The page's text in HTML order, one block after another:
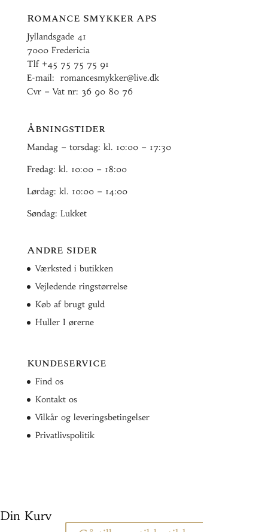
Romance Smykker ApS
Jyllandsgade 41
7000 Fredericia
Tlf +45 75 75 75 91
E-mail: romancesmykker@live.dk
Cvr – Vat nr: 36 90 80 76
Åbningstider
Mandag – torsdag: kl. 10:00 – 17:30
Fredag: kl. 10:00 – 18:00
Lørdag: kl. 10:00 – 14:00
Søndag: Lukket
Andre Sider
Værksted i butikken
Vejledende ringstørrelse
Køb af brugt guld
Huller I ørerne
Kundeservice
Find os
Kontakt os
Vilkår og leveringsbetingelser
Privatlivspolitik
Din Kurv